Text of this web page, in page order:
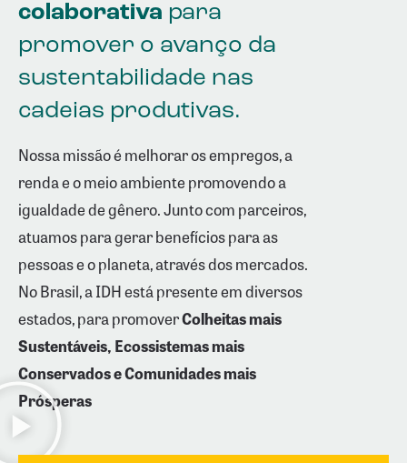
colaborativa para
promover o avanço da
sustentabilidade nas
cadeias produtivas.
Nossa missão é melhorar os empregos, a
renda e o meio ambiente promovendo a
igualdade de gênero. Junto com parceiros,
atuamos para gerar benefícios para as
pessoas e o planeta, através dos mercados.
No Brasil, a IDH está presente em diversos
estados, para promoverColheitas mais
Sustentáveis, Ecossistemas mais
Conservados eComunidades mais
Prósperas